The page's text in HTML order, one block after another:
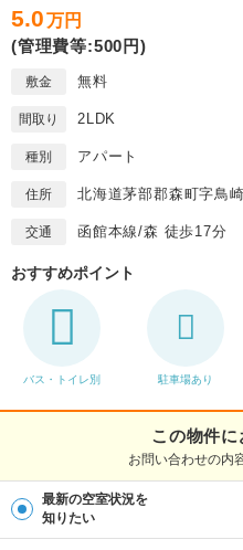
5.0万円
(管理費等:500円)
敷金 無料
間取り 2LDK
種別 アパート
住所 北海道茅部郡森町字鳥
交通 函館本線/森 徒歩17分
おすすめポイント
バス・トイレ別 駐車場あり
この物件
お問い合わせの内
最新の空室状況を
知りたい